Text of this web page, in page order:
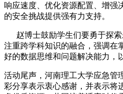
响应速度、优化资源配置、增强
的安全挑战提供强有力支持。
赵博士鼓励学生们要勇于探索
注重跨学科知识的融合，强调在
好的数据思维和问题解决能力，
活动尾声，河南理工大学应急管
彩分享表示衷心感谢，并表示将